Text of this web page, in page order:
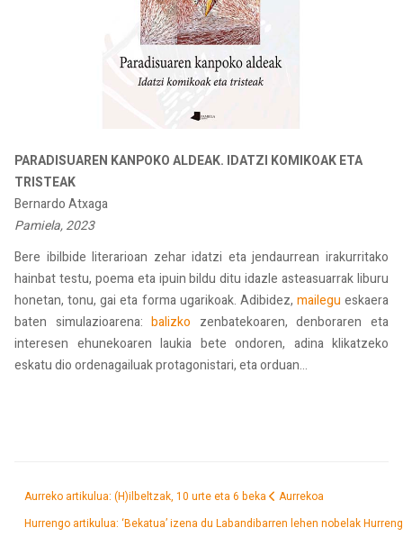
PARADISUAREN KANPOKO ALDEAK. IDATZI KOMIKOAK ETA
TRISTEAK
Bernardo Atxaga
Pamiela, 2023
Bere ibilbide literarioan zehar idatzi eta jendaurrean irakurritako
hainbat testu, poema eta ipuin bildu ditu idazle asteasuarrak liburu
honetan, tonu, gai eta forma ugarikoak. Adibidez, mailegu eskaera
baten simulazioarena:balizko zenbatekoaren, denboraren eta
interesen ehunekoaren laukia bete ondoren, adina klikatzeko
eskatu dio ordenagailuak protagonistari, eta orduan...
Aurreko artikulua: (H)ilbeltzak, 10 urte eta 6 beka
Aurrekoa
Hurrengo artikulua: ‘Bekatua’ izena du Labandibarren lehen nobelak